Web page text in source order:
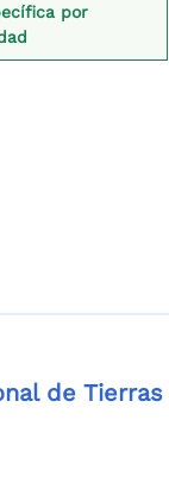
por
de Tierras